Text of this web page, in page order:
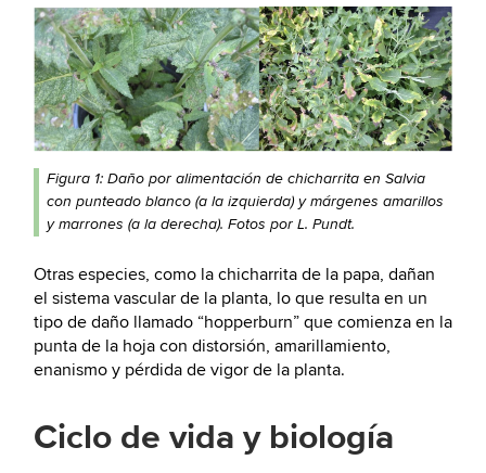
Figura 1: Daño por alimentación de chicharrita en Salvia
con punteado blanco (a la izquierda) y márgenes amarillos
y marrones (a la derecha). Fotos por L. Pundt.
Otras especies, como la chicharrita de la papa, dañan
el sistema vascular de la planta, lo que resulta en un
tipo de daño llamado “hopperburn” que comienza en la
punta de la hoja con distorsión, amarillamiento,
enanismo y pérdida de vigor de la planta.
Ciclo de vida y biología